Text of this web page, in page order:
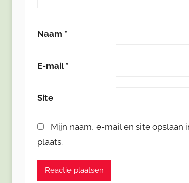
Naam *
E-mail *
Site
Mijn naam, e-mail en site
plaats.